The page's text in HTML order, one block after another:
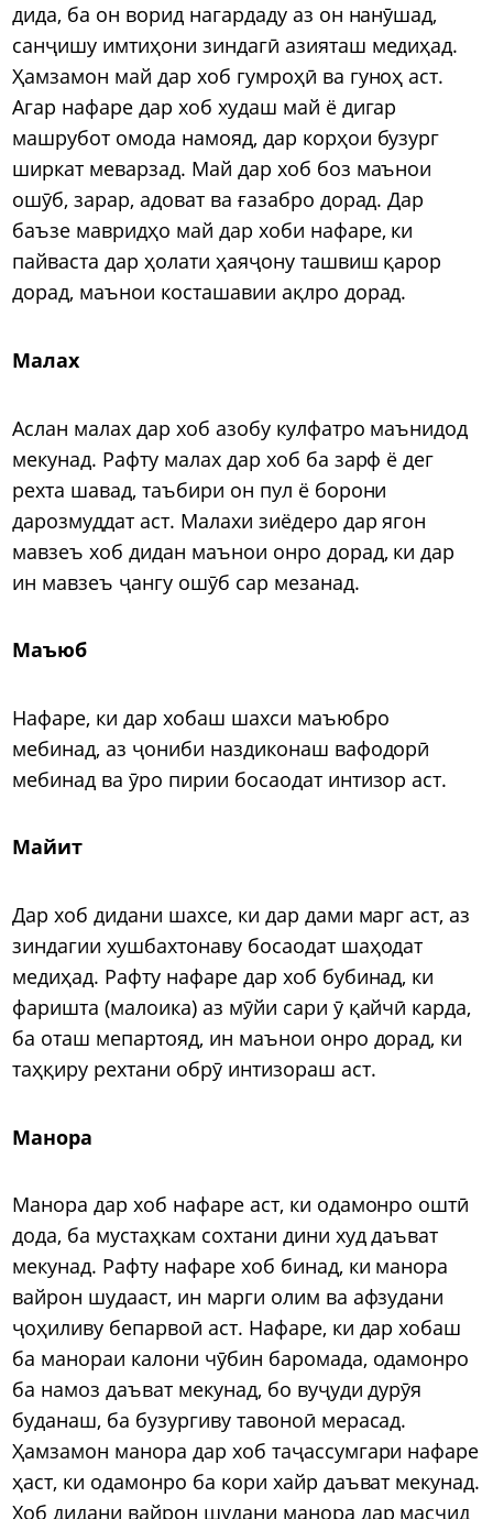
дида, ба он ворид нагардаду аз он нанӯшад,
санҷишу имтиҳони зиндагӣ азияташ медиҳад.
Ҳамзамон май дар хоб гумроҳӣ ва гуноҳ аст.
Агар нафаре дар хоб худаш май ё дигар
машрубот омода намояд, дар корҳои бузург
ширкат меварзад. Май дар хоб боз маънои
ошӯб, зарар, адоват ва ғазабро дорад. Дар
баъзе мавридҳо май дар хоби нафаре, ки
пайваста дар ҳолати ҳаяҷону ташвиш қарор
дорад, маънои косташавии ақлро дорад.
Малах
Аслан малах дар хоб азобу кулфатро маънидод
мекунад. Рафту малах дар хоб ба зарф ё дег
рехта шавад, таъбири он пул ё борони
дарозмуддат аст. Малахи зиёдеро дар ягон
мавзеъ хоб дидан маънои онро дорад, ки дар
ин мавзеъ ҷангу ошӯб сар мезанад.
Маъюб
Нафаре, ки дар хобаш шахси маъюбро
мебинад, аз ҷониби наздиконаш вафодорӣ
мебинад ва ӯро пирии босаодат интизор аст.
Майит
Дар хоб дидани шахсе, ки дар дами марг аст, аз
зиндагии хушбахтонаву босаодат шаҳодат
медиҳад. Рафту нафаре дар хоб бубинад, ки
фаришта (малоика) аз мӯйи сари ӯ қайчӣ карда,
ба оташ мепартояд, ин маънои онро дорад, ки
таҳқиру рехтани обрӯ интизораш аст.
Манора
Манора дар хоб нафаре аст, ки одамонро оштӣ
дода, ба мустаҳкам сохтани дини худ даъват
мекунад. Рафту нафаре хоб бинад, ки манора
вайрон шудааст, ин марги олим ва афзудани
ҷоҳиливу бепарвоӣ аст. Нафаре, ки дар хобаш
ба манораи калони чӯбин баромада, одамонро
ба намоз даъват мекунад, бо вуҷуди дурӯя
буданаш, ба бузургиву тавоноӣ мерасад.
Ҳамзамон манора дар хоб таҷассумгари нафаре
ҳаст, ки одамонро ба кори хайр даъват мекунад.
Хоб дидани вайрон шудани манора дар масҷид